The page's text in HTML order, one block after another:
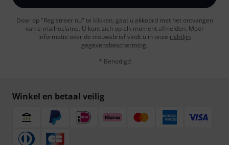
Door op "Registreer nu" te klikken, gaat u akkoord met het ontvangen
van e-mailreclame. U kunt zich op elk moment afmelden. Meer
informatie over de nieuwsbrief vindt u in onze richtlijn
gegevensbescherming.
* Benodigd
Winkel en betaal veilig